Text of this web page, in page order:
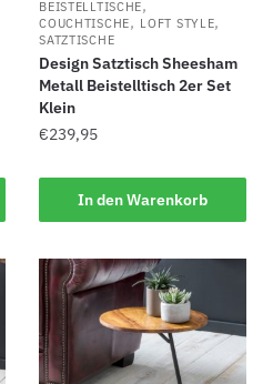
BEISTELLTISCHE,
COUCHTISCHE, LOFT STYLE,
SATZTISCHE
Design Satztisch Sheesham
Metall Beistelltisch 2er Set
Klein
€239,95
In den Warenkorb